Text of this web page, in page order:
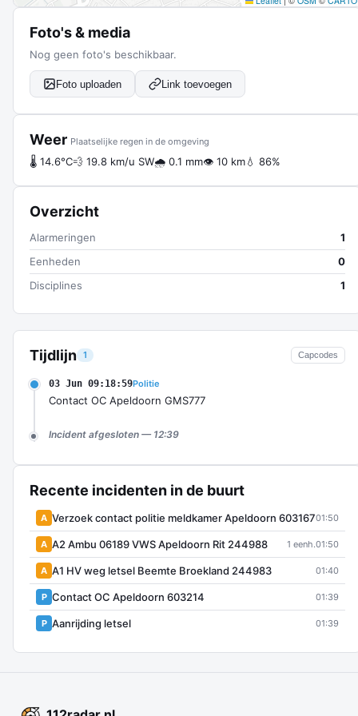
Tijdlijn 1 Capcodes
03 Jun 09:18:59Politie
Contact OC Apeldoorn GMS777
Incident afgesloten — 12:39
Recente incidenten in de buurt
A Verzoek contact politie meldkamer Apeldoorn 60316701:50
A A2 Ambu 06189 VWS Apeldoorn Rit 244988 1 eenh.01:50
A A1 HV weg letsel Beemte Broekland 244983 01:40
P Contact OC Apeldoorn 603214 01:39
P Aanrijding letsel 01:39
Foto's & media
Nog geen foto's beschikbaar.
Foto uploaden Link toevoegen
Weer Plaatselijke regen in de omgeving
🌡 14.6°C💨 19.8 km/u SW🌧 0.1 mm👁 10 km💧 86%
Overzicht
Alarmeringen
1
Eenheden
0
Disciplines
1